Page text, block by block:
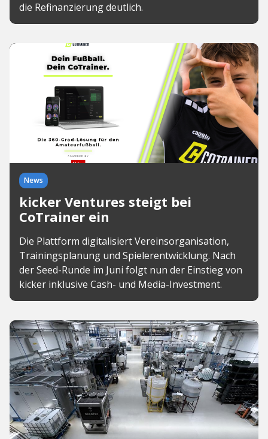
die Refinanzierung deutlich.
News
kicker Ventures steigt bei
CoTrainer ein
Die Plattform digitalisiert Vereinsorganisation,
Trainingsplanung und Spielerentwicklung. Nach
der Seed-Runde im Juni folgt nun der Einstieg von
kicker inklusive Cash- und Media-Investment.